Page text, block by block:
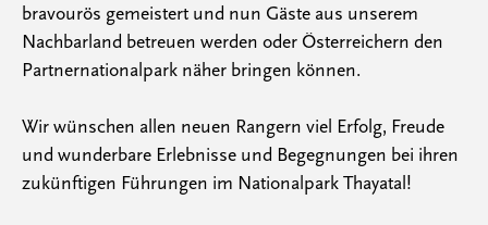
bravourös gemeistert und nun Gäste aus unserem
Nachbarland betreuen werden oder Österreichern den
Partnernationalpark näher bringen können.
Wir wünschen allen neuen Rangern viel Erfolg, Freude
und wunderbare Erlebnisse und Begegnungen bei ihren
zukünftigen Führungen im Nationalpark Thayatal!